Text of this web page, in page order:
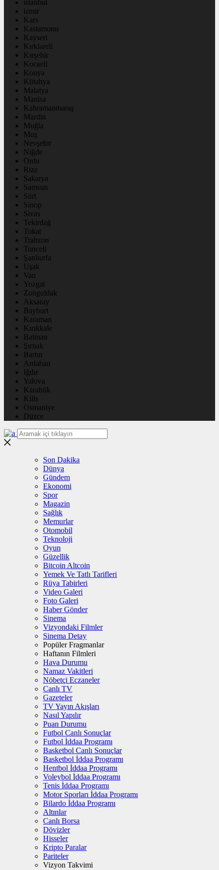
istanbul
izmir
Kars
Kastamonu
Kayseri
Kırklareli
Kırşehir
Kocaeli
Konya
Kütahya
Malatya
Manisa
Kahramanmaraş
Mardin
Muğla
Muş
Nevşehir
Niğde
Ordu
Rize
Sakarya
Samsun
Siirt
Sinop
Sivas
Tekirdağ
Tokat
Trabzon
Tunceli
Şanlıurfa
Uşak
Van
Yozgat
Zonguldak
Aksaray
Bayburt
Karaman
Kırıkkale
Batman
Şırnak
Bartın
Ardahan
Iğdır
Yalova
Karabük
Kilis
Osmaniye
Düzce
Son Dakika
Dünya
Gündem
Ekonomi
Spor
Magazin
Sağlık
Memurlar
Otomobil
Teknoloji
Oyun
Güzellik
Bitcoin Altcoin
Yemek Ve Tatlı Tarifleri
Rüya Tabirleri
Video Galeri
Foto Galeri
Haber Gönder
Sinema
Vizyondaki Filmler
Sinema Detay
Popüler Fragmanlar
Haftanın Filmleri
Hava Durumu
Namaz Vakitleri
Nöbetçi Eczaneler
Canlı TV
Gazeteler
TV Yayın Akışları
Nasıl Yapılır
Puan Durumu
Futbol Canlı Sonuçlar
Futbol İddaa Programı
Basketbol Canlı Sonuçlar
Basketbol İddaa Programı
Hentbol İddaa Programı
Voleybol İddaa Programı
Tenis İddaa Programı
Motor Sporları İddaa Programı
Bilardo İddaa Programı
Altınlar
Canlı Borsa
Dövizler
Hisseler
Kripto Paralar
Pariteler
Vizyon Takvimi